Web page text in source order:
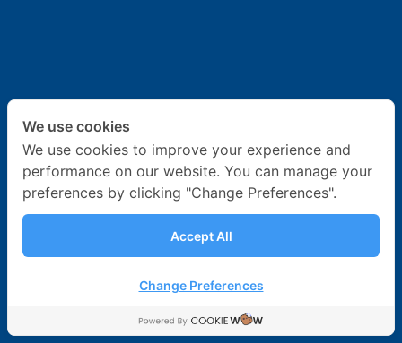
ติดต่อเรา
We use cookies
We use cookies to improve your experience and
performance on our website. You can manage your
preferences by clicking "Change Preferences".
Accept All
Change Preferences